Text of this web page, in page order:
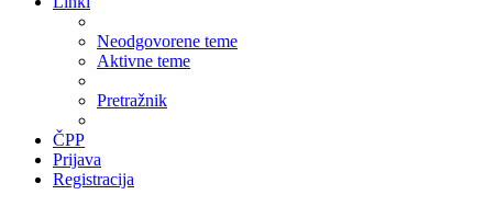
Neodgovorene teme
Aktivne teme
Pretražnik
ČPP
Prijava
Registracija